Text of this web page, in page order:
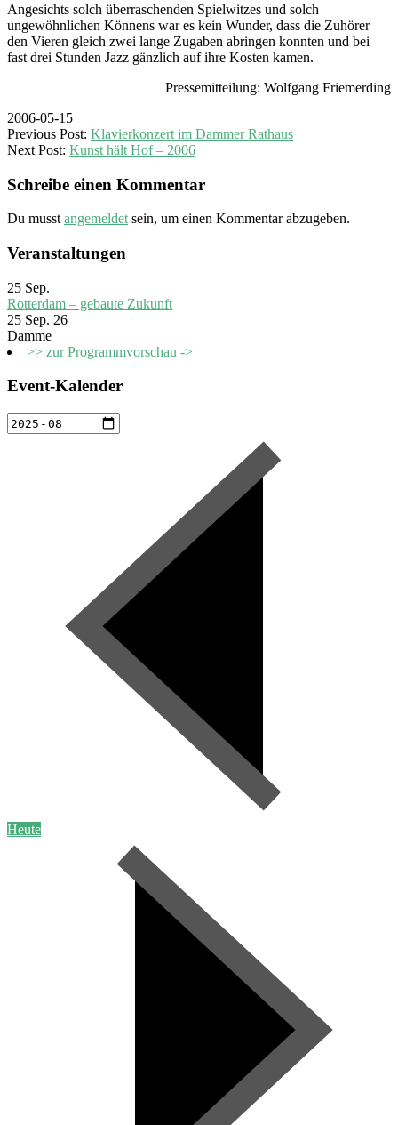
Angesichts solch überraschenden Spielwitzes und solch
ungewöhnlichen Könnens war es kein Wunder, dass die Zuhörer
den Vieren gleich zwei lange Zugaben abringen konnten und bei
fast drei Stunden Jazz gänzlich auf ihre Kosten kamen.
Pressemitteilung: Wolfgang Friemerding
2006-05-15
Previous Post: Klavierkonzert im Dammer Rathaus
Next Post: Kunst hält Hof – 2006
Schreibe einen Kommentar
Du musst angemeldet sein, um einen Kommentar abzugeben.
Veranstaltungen
25 Sep.
Rotterdam – gebaute Zukunft
25 Sep. 26
Damme
>> zur Programmvorschau ->
Event-Kalender
Heute